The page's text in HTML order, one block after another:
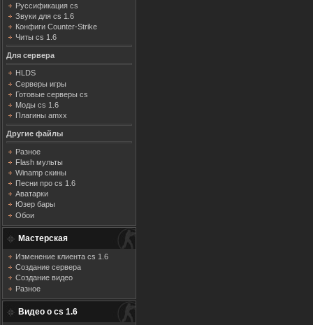
Руссификация cs
Звуки для cs 1.6
Конфиги Counter-Strike
Читы cs 1.6
Для сервера
HLDS
Серверы игры
Готовые серверы cs
Моды cs 1.6
Плагины amxx
Другие файлы
Разное
Flash мульты
Winamp скины
Песни про cs 1.6
Аватарки
Юзер бары
Обои
Мастерская
Изменение клиента cs 1.6
Создание сервера
Создание видео
Разное
Видео о cs 1.6